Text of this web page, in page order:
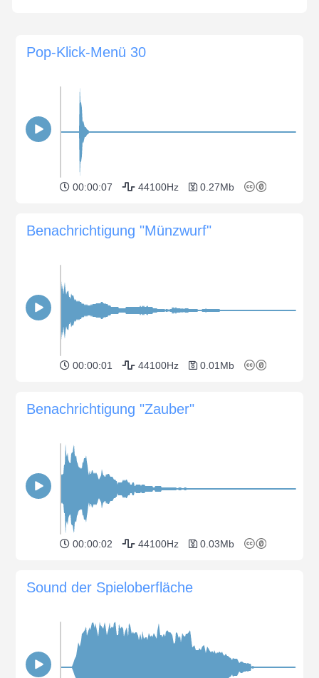
Pop-Klick-Menü 30
00:00:07 44100Hz 0.27Mb
Benachrichtigung "Münzwurf"
00:00:01 44100Hz 0.01Mb
Benachrichtigung "Zauber"
00:00:02 44100Hz 0.03Mb
Sound der Spieloberfläche